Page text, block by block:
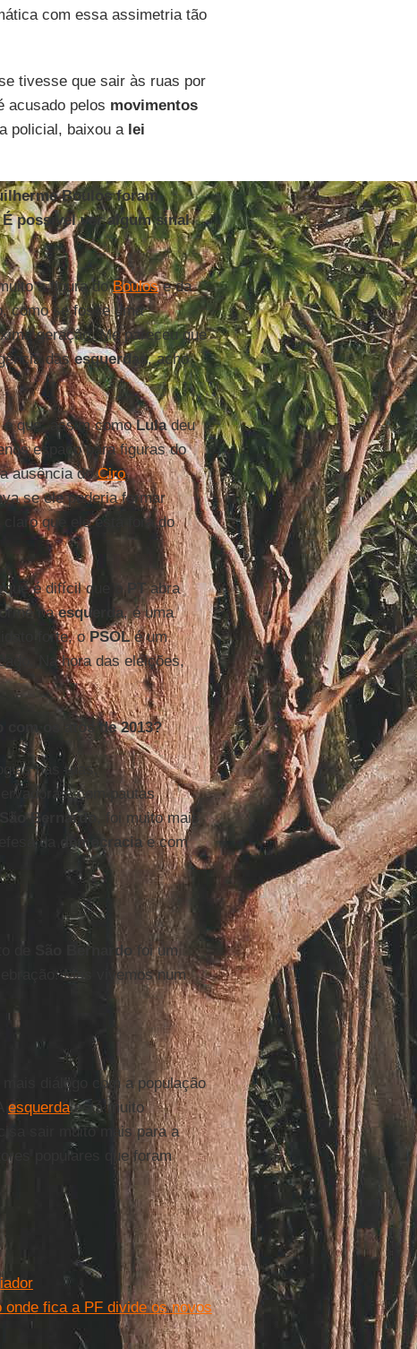
com essa assimetria tão
tivesse que sair às ruas por
acusado pelos movimentos
policial, baixou a lei
Boulos foram
possível ver algum sinal
a figura doBoulose da
como se fosse uma
geração. Me pareceu que
dasesquerdas, acho
é que, assim comoLuladeu
espaço para figuras do
ausência doCiro
se ele poderia formar
que ele está fora do
é difícil que o PTabra
naesquerda, é uma
forte, oPSOLé um
Na hora das eleições,
os atos de 2013?
nas ruas,
com pautas
Bernardo
, foi muito mais
da
democraciae com
de São Bernardo foi um
Mas vivemos num
diálogo com a população
esquerdaestá muito
sair muito mais para a
populares que foram
fica a PF divide os novos